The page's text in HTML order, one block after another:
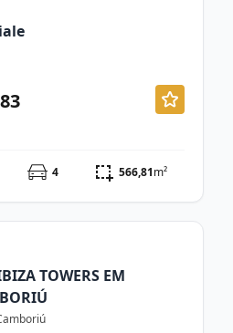
4 566,81m²
TOWERS EM